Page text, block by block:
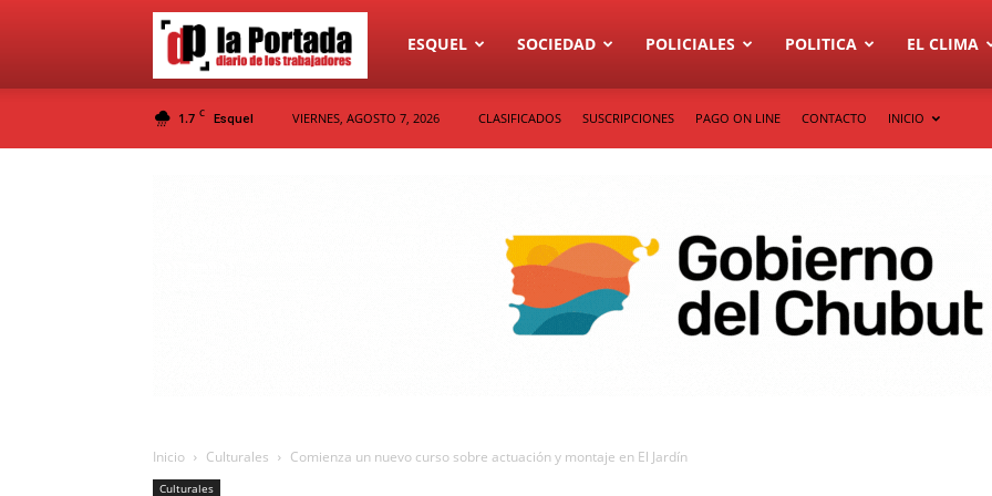
Diario
La
ESQUEL SOCIEDAD POLICIALES POLITICA EL CLIMA
1.7 C Esquel VIERNES, AGOSTO 7, 2026 CLASIFICADOS SUSCRIPCIONES PAGO ON LINE CONTACTO INICIO
Inicio Culturales Comienza un nuevo curso sobre actuación y montaje en El Jardín
Culturales